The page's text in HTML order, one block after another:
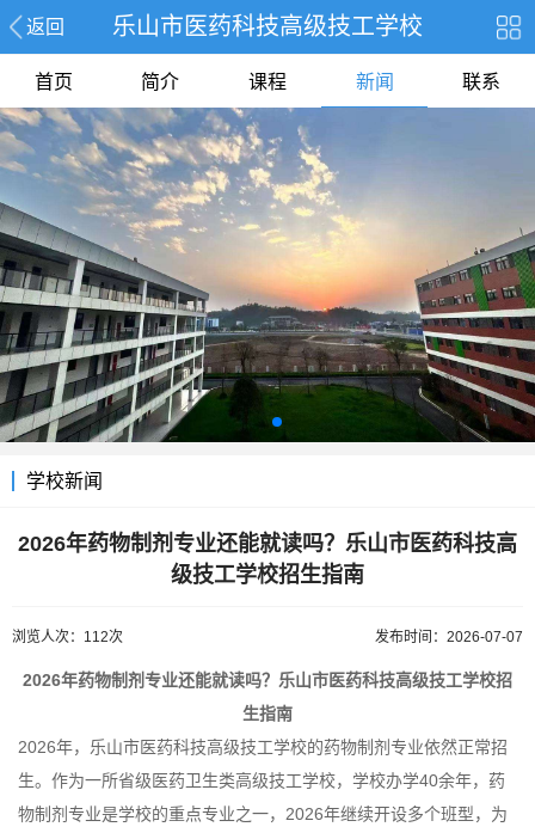
返回 乐山市医药科技高级技工学校
首页 简介 课程 新闻 联系
学校新闻
2026年药物制剂专业还能就读吗？乐山市医药科技高
级技工学校招生指南
浏览人次：112次 发布时间：2026-07-07
2026年药物制剂专业还能就读吗？乐山市医药科技高级技工学校招
生指南
2026年，乐山市医药科技高级技工学校的药物制剂专业依然正常招
生。作为一所省级医药卫生类高级技工学校，学校办学40余年，药
物制剂专业是学校的重点专业之一，2026年继续开设多个班型，为